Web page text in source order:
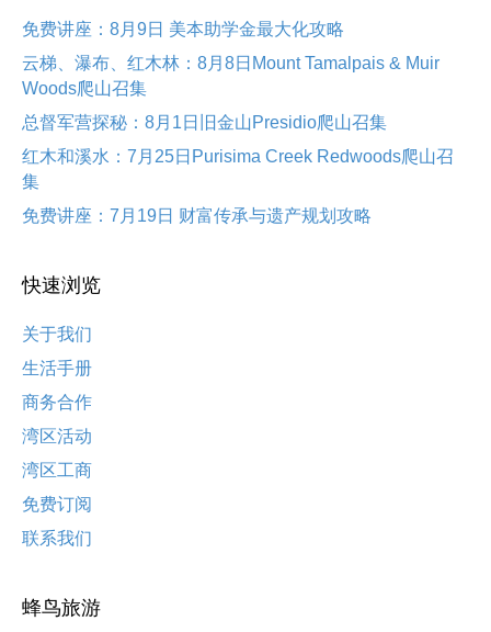
免费讲座：8月9日 美本助学金最大化攻略
云梯、瀑布、红木林：8月8日Mount Tamalpais & Muir
Woods爬山召集
总督军营探秘：8月1日旧金山Presidio爬山召集
红木和溪水：7月25日Purisima Creek Redwoods爬山召
集
免费讲座：7月19日 财富传承与遗产规划攻略
快速浏览
关于我们
生活手册
商务合作
湾区活动
湾区工商
免费订阅
联系我们
蜂鸟旅游